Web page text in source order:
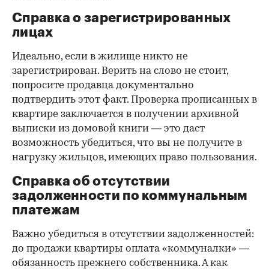
Справка о зарегистрированных
лицах
Идеально, если в жилище никто не
зарегистрирован. Верить на слово не стоит,
попросите продавца документально
подтвердить этот факт. Проверка прописанных в
квартире заключается в получении архивной
выписки из домовой книги — это даст
возможность убедиться, что вы не получите в
нагрузку жильцов, имеющих право пользования.
Справка об отсутствии
задолженности по коммунальным
платежам
Важно убедиться в отсутствии задолженностей:
до продажи квартиры оплата «коммуналки» —
обязанность прежнего собственника. А как